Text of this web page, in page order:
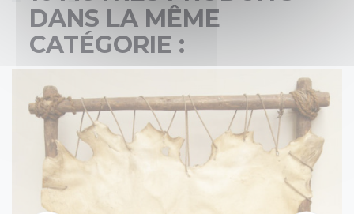
DANS LA MÊME
CATÉGORIE :